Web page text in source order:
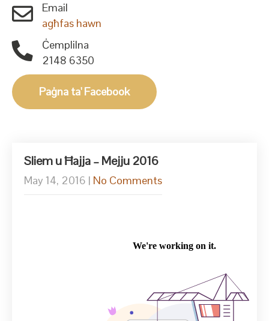
Email
agħfas hawn
Ċemplilna
2148 6350
Paġna ta' Facebook
Sliem u Ħajja – Mejju 2016
May 14, 2016 | No Comments